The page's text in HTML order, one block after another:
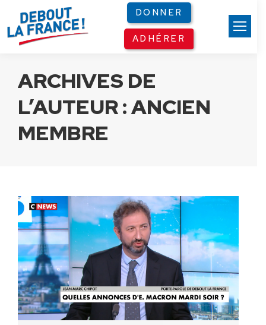
DONNER
ADHÉRER
ARCHIVES DE
L’AUTEUR :ANCIEN
MEMBRE
Panneau de gestion des cookies